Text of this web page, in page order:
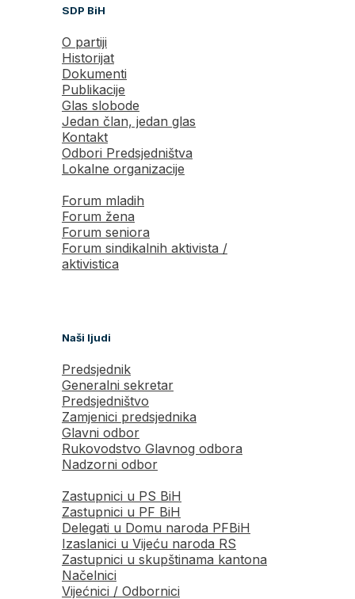
SDP BiH
O partiji
Historijat
Dokumenti
Publikacije
Glas slobode
Jedan član, jedan glas
Kontakt
Odbori Predsjedništva
Lokalne organizacije
Forum mladih
Forum žena
Forum seniora
Forum sindikalnih aktivista /
aktivistica
Naši ljudi
Predsjednik
Generalni sekretar
Predsjedništvo
Zamjenici predsjednika
Glavni odbor
Rukovodstvo Glavnog odbora
Nadzorni odbor
Zastupnici u PS BiH
Zastupnici u PF BiH
Delegati u Domu naroda PFBiH
Izaslanici u Vijeću naroda RS
Zastupnici u skupštinama kantona
Načelnici
Vijećnici / Odbornici